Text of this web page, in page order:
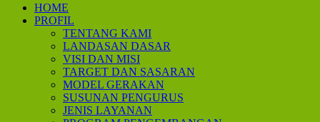
HOME
PROFIL
TENTANG KAMI
LANDASAN DASAR
VISI DAN MISI
TARGET DAN SASARAN
MODEL GERAKAN
SUSUNAN PENGURUS
JENIS LAYANAN